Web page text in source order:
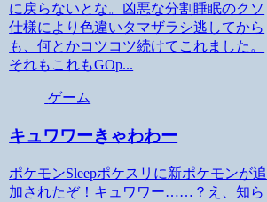
に戻らないとな。凶悪な分割睡眠のクソ
仕様により色違いタマザラシ逃してから
も、何とかコツコツ続けてこれました。
それもこれもGOp...
ゲーム
キュワワーきゃわわー
ポケモンSleepポケスリに新ポケモンが追
加されたぞ！キュワワー……？え、知ら